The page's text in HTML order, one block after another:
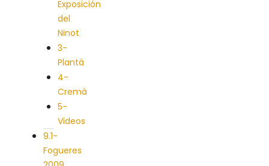
Exposición
del
Ninot
3-
Plantà
4-
Cremà
5-
Videos
9.1-
Fogueres